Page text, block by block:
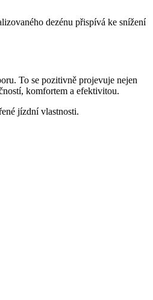
dezénu přispívá ke snížení
To se pozitivně projevuje nejen
komfortem a efektivitou.
jízdní vlastnosti.